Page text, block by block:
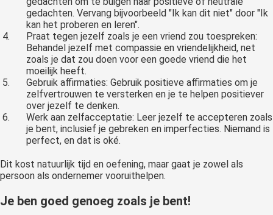
gedachten. Vervang bijvoorbeeld "Ik kan dit niet" door "Ik
kan het proberen en leren".
Praat tegen jezelf zoals je een vriend zou toespreken:
Behandel jezelf met compassie en vriendelijkheid, net
zoals je dat zou doen voor een goede vriend die het
moeilijk heeft.
Gebruik affirmaties: Gebruik positieve affirmaties om je
zelfvertrouwen te versterken en je te helpen positiever
over jezelf te denken.
Werk aan zelfacceptatie: Leer jezelf te accepteren zoals
je bent, inclusief je gebreken en imperfecties. Niemand is
perfect, en dat is oké.
Dit kost natuurlijk tijd en oefening, maar gaat je zowel als
persoon als ondernemer vooruithelpen.
Je ben goed genoeg zoals je bent!